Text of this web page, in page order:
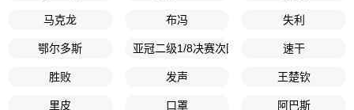
马克龙 布冯 失利
鄂尔多斯 亚冠二级1/8决赛次回合 速干
胜败 发声 王楚钦
里皮 口罩 阿巴斯